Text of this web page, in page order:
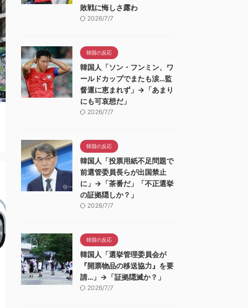
敗戦に悔しさ露わ
2026/7/7
韓国の反応
韓国人「ソン・フンミン、ワ
ールドカップでまたも涙…監
督運に恵まれず」→「あまり
にも可哀想だ」
2026/7/7
韓国の反応
韓国人「投票用紙不足問題で
前選管委員長らが出国禁止
に」→「茶番だ」「不正選挙
の証拠隠しか？」
2026/7/7
韓国の反応
韓国人「選挙管理委員会が
『開票物品の移送協力』を要
請…」→「証拠隠滅か？」
2026/7/7